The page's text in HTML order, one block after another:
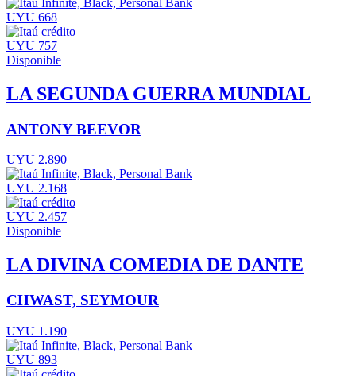
UYU 668
UYU 757
Disponible
LA SEGUNDA GUERRA MUNDIAL
ANTONY BEEVOR
UYU 2.890
UYU 2.168
UYU 2.457
Disponible
LA DIVINA COMEDIA DE DANTE
CHWAST, SEYMOUR
UYU 1.190
UYU 893